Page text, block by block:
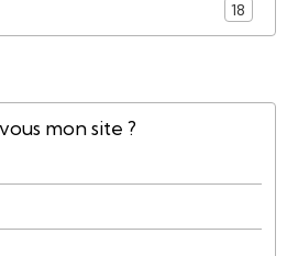
18
mon site ?